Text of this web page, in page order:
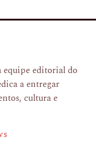
editorial do
a entregar
cultura e